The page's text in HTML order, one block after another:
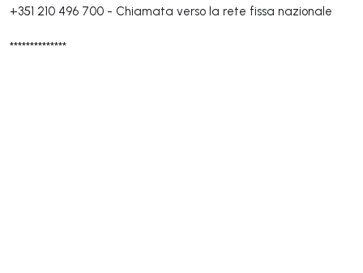
+351 210 496 700 - Chiamata verso la rete fissa nazionale
**************